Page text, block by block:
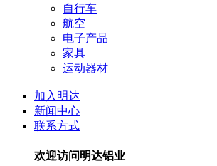
自行车
航空
电子产品
家具
运动器材
加入明达
新闻中心
联系方式
欢迎访问明达铝业